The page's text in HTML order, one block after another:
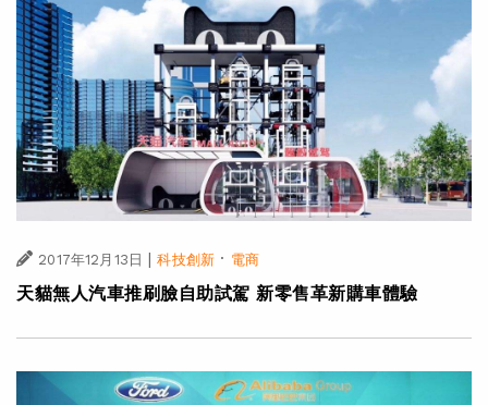
2017年12月13日 科技創新 · 電商
天貓無人汽車推刷臉自助試駕 新零售革新購車體驗